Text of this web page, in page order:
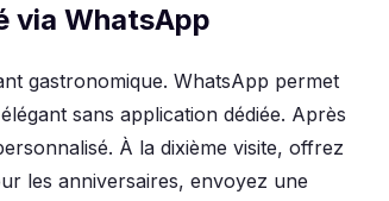
via WhatsApp
gastronomique. WhatsApp permet
sans application dédiée. Après
À la dixième visite, offrez
les anniversaires, envoyez une